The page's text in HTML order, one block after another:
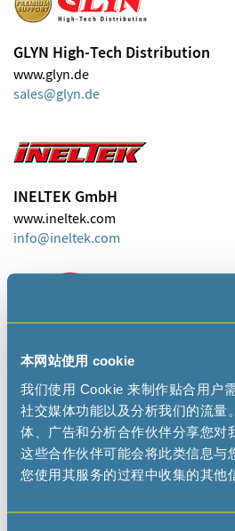
本网站使用 cookie
我们使用 Cookie 来制作贴合用户
社交媒体功能以及分析我们的流量
体、广告和分析合作伙伴分享您对
这些合作伙伴可能会将此类信息与
您使用其服务的过程中收集的其他
GLYN High-Tech Distribution
www.glyn.de
sales
glyn de
INELTEK GmbH
www.ineltek.com
info
ineltek com
www.spezial.com
WDI AG
www.wdi.ag